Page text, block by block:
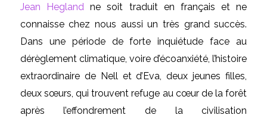
Jean Heglandne soit traduit en français et ne
connaisse chez nous aussi un très grand succès.
Dans une période de forte inquiétude face au
dérèglement climatique, voire d’écoanxiété, l’histoire
extraordinaire de Nell et d’Eva, deux jeunes filles,
deux sœurs, qui trouvent refuge au cœur de la forêt
après l’effondrement de la civilisation